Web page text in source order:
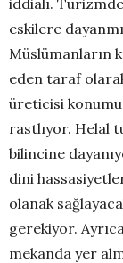
eskilere
Müslümanların
eden taraf
üreticisi
rastlıyor. Helal
bilincine
dini
olanak
gerekiyor.
mekanda yer